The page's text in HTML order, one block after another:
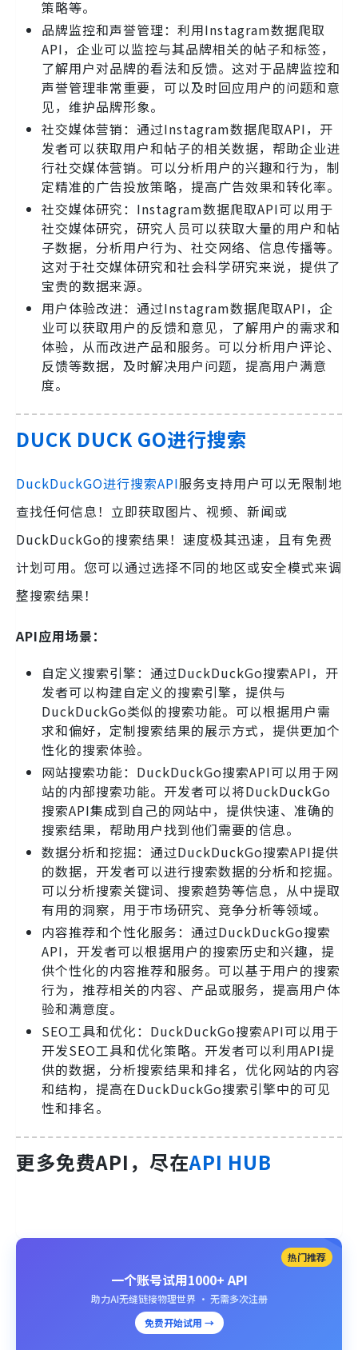
策略等。
品牌监控和声誉管理：利用Instagram数据爬取
API，企业可以监控与其品牌相关的帖子和标签，
了解用户对品牌的看法和反馈。这对于品牌监控和
声誉管理非常重要，可以及时回应用户的问题和意
见，维护品牌形象。
社交媒体营销：通过Instagram数据爬取API，开
发者可以获取用户和帖子的相关数据，帮助企业进
行社交媒体营销。可以分析用户的兴趣和行为，制
定精准的广告投放策略，提高广告效果和转化率。
社交媒体研究：Instagram数据爬取API可以用于
社交媒体研究，研究人员可以获取大量的用户和帖
子数据，分析用户行为、社交网络、信息传播等。
这对于社交媒体研究和社会科学研究来说，提供了
宝贵的数据来源。
用户体验改进：通过Instagram数据爬取API，企
业可以获取用户的反馈和意见，了解用户的需求和
体验，从而改进产品和服务。可以分析用户评论、
反馈等数据，及时解决用户问题，提高用户满意
度。
DUCK DUCK GO进行搜索
DuckDuckGO进行搜索API服务支持用户可以无限制地
查找任何信息！立即获取图片、视频、新闻或
DuckDuckGo的搜索结果！速度极其迅速，且有免费
计划可用。您可以通过选择不同的地区或安全模式来调
整搜索结果！
API应用场景：
自定义搜索引擎：通过DuckDuckGo搜索API，开
发者可以构建自定义的搜索引擎，提供与
DuckDuckGo类似的搜索功能。可以根据用户需
求和偏好，定制搜索结果的展示方式，提供更加个
性化的搜索体验。
网站搜索功能：DuckDuckGo搜索API可以用于网
站的内部搜索功能。开发者可以将DuckDuckGo
搜索API集成到自己的网站中，提供快速、准确的
搜索结果，帮助用户找到他们需要的信息。
数据分析和挖掘：通过DuckDuckGo搜索API提供
的数据，开发者可以进行搜索数据的分析和挖掘。
可以分析搜索关键词、搜索趋势等信息，从中提取
有用的洞察，用于市场研究、竞争分析等领域。
内容推荐和个性化服务：通过DuckDuckGo搜索
API，开发者可以根据用户的搜索历史和兴趣，提
供个性化的内容推荐和服务。可以基于用户的搜索
行为，推荐相关的内容、产品或服务，提高用户体
验和满意度。
SEO工具和优化：DuckDuckGo搜索API可以用于
开发SEO工具和优化策略。开发者可以利用API提
供的数据，分析搜索结果和排名，优化网站的内容
和结构，提高在DuckDuckGo搜索引擎中的可见
性和排名。
更多免费API，尽在API HUB
热门推荐
一个账号试用1000+ API
助力AI无缝链接物理世界 · 无需多次注册
免费开始试用 →